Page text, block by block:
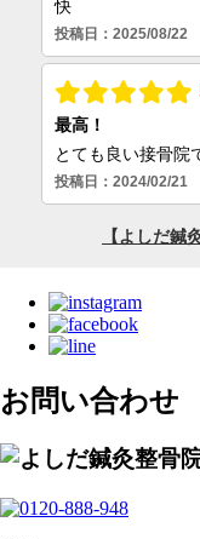
お問い合わせ